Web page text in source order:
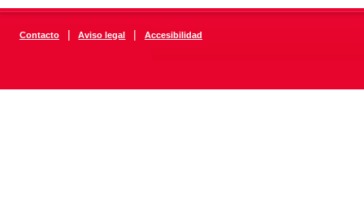
Contacto | Aviso legal | Accesibilidad